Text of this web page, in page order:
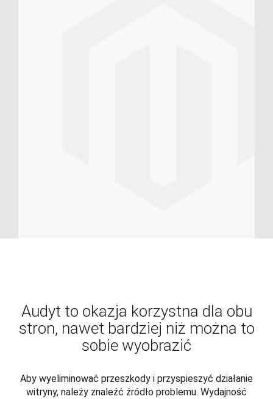
Audyt to okazja korzystna dla obu
stron, nawet bardziej niż można to
sobie wyobrazić
Aby wyeliminować przeszkody i przyspieszyć działanie
witryny, należy znaleźć źródło problemu. Wydajność